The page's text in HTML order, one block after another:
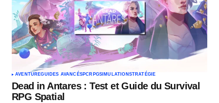
AVENTUREGUIDES AVANCÉSPC RPGSIMULATION STRATÉGIE
Dead in Antares : Test et Guide du Survival
RPG Spatial